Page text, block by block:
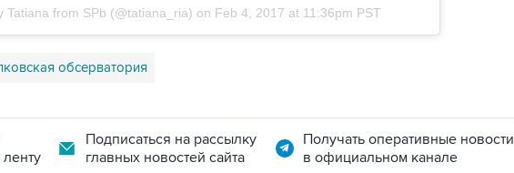
Tatiana from SPb (@tatiana_ria) on Feb 4, 2017 at 11:36pm PST
обсерватория
Подписаться на рассылку
главных новостей сайта
Получать оперативные новости
в официальном канале